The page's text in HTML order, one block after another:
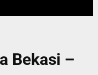
Bekasi –